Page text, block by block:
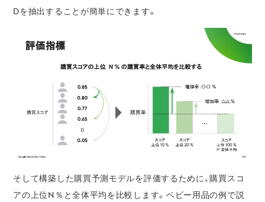
Dを抽出することが簡単にできます。
そして構築した購買予測モデルを評価するために、購買スコ
アの上位N％と全体平均を比較します。ベビー用品の例で説